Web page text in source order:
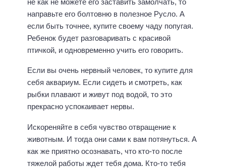
направьте его болтовню в полезное Русло. А
если быть точнее, купите своему чаду попугая.
Ребенок будет разговаривать с красивой
птичкой, и одновременно учить его говорить.
Если вы очень нервный человек, то купите для
себя аквариум. Если сидеть и смотреть, как
рыбки плавают и живут под водой, то это
прекрасно успокаивает нервы.
Искореняйте в себя чувство отвращение к
животным. И тогда они сами к вам потянуться. А
как же приятно осознавать, что кто-то после
тяжелой работы ждет тебя дома. Кто-то тебя